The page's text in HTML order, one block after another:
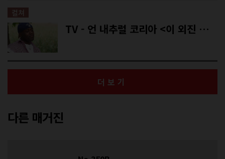
컬쳐
TV - 언 내추럴 코리아 <이 외진 마을에 왜 와썹>
더보기
다른 매거진